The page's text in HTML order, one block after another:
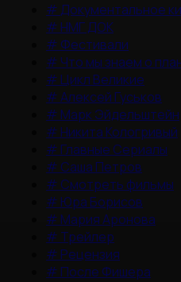
# Документальное
# НМГ ДОК
# Фестивали
# Что мы знаем о
# Цикл Великие
#Алексей Гуськов
# Марк Эйдельштейн
# Никита Кологривый
# Главные Сериалы
# Саша Петров
# Смотреть фильмы
# Юра Борисов
# Мария Аронова
# Трейлер
# Рецензия
# После Фишера